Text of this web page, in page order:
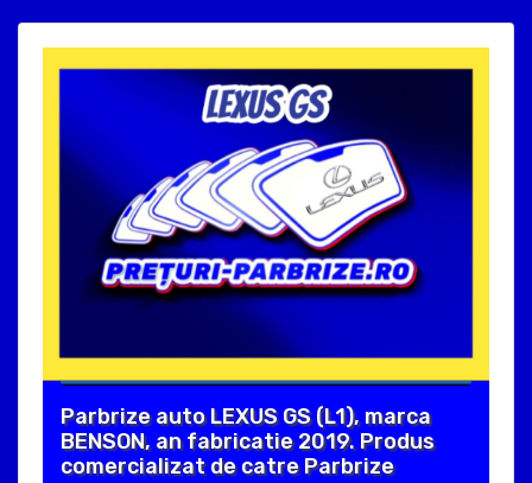
Parbrize auto LEXUS GS (L1), marca
BENSON, an fabricatie 2019. Produs
comercializat de catre Parbrize